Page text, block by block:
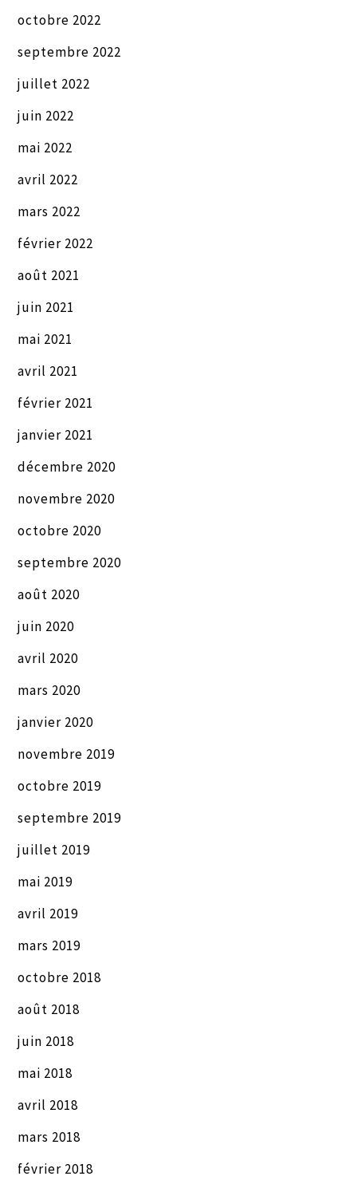
octobre 2022
septembre 2022
juillet 2022
juin 2022
mai 2022
avril 2022
mars 2022
février 2022
août 2021
juin 2021
mai 2021
avril 2021
février 2021
janvier 2021
décembre 2020
novembre 2020
octobre 2020
septembre 2020
août 2020
juin 2020
avril 2020
mars 2020
janvier 2020
novembre 2019
octobre 2019
septembre 2019
juillet 2019
mai 2019
avril 2019
mars 2019
octobre 2018
août 2018
juin 2018
mai 2018
avril 2018
mars 2018
février 2018